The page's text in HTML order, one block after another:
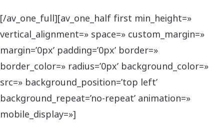
[/av_one_full][av_one_half first min_height=»
vertical_alignment=» space=» custom_margin=»
margin=’0px’ padding=’0px’ border=»
border_color=» radius=’0px’ background_color=»
src=» background_position=’top left’
background_repeat=’no-repeat’ animation=»
mobile_display=»]